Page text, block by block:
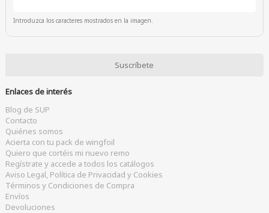
Introduzca los caracteres mostrados en la imagen.
Enlaces de interés
Blog de SUP
Contacto
Quiénes somos
Acierta con tu pack de wingfoil
Quiero que cortéis mi nuevo remo
Regístrate y accede a todos los catálogos
Aviso Legal, Política de Privacidad y Cookies
Términos y Condiciones de Compra
Envíos
Devoluciones